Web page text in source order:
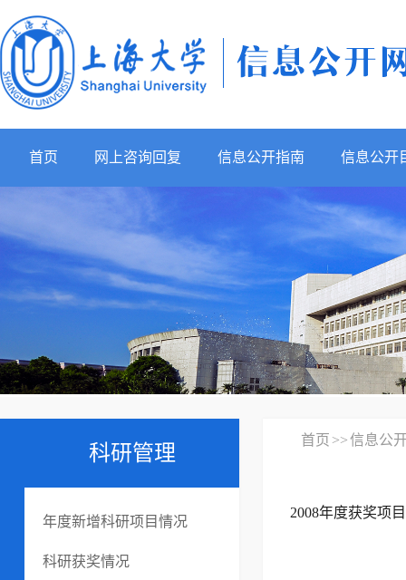
首页 网上咨询回复 信息公开指南 信息公开
科研管理
年度新增科研项目情况
科研获奖情况
首页 >>信息公
2008年度获奖项目